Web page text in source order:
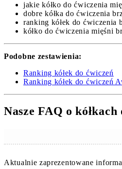
jakie kółko do ćwiczenia
dobre kółka do ćwiczenia
ranking kółek do ćwiczenia
kółko do ćwiczenia mięśni
Podobne zestawienia:
Ranking kółek do ćwiczeń
Ranking kółek do ćwiczeń
Nasze FAQ o
Aktualnie zaprezentowane